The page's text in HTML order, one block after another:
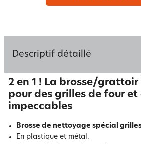
Descriptif détaillé
2 en 1 ! La brosse/
pour des grilles de four
impeccables
Brosse de nettoyage spécial
En plastique et métal.